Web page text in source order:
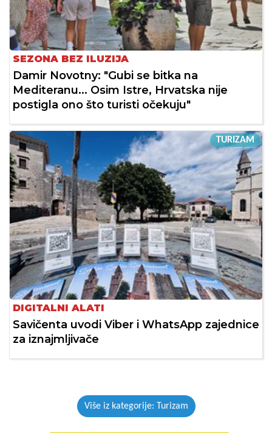
SEZONA BEZ ILUZIJA
Damir Novotny: "Gubi se bitka na
Mediteranu... Osim Istre, Hrvatska nije
postigla ono što turisti očekuju"
TURIZAM
DIGITALNI ALATI
Savičenta uvodi Viber i WhatsApp zajednice
za iznajmljivače
Više iz kategorije: Turizam